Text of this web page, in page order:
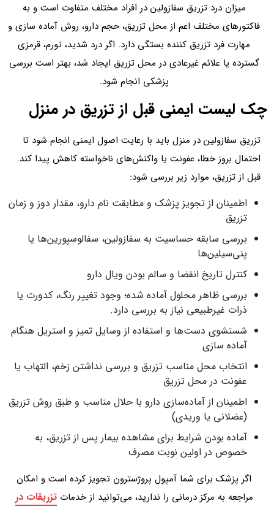
میزان درد تزریق سفازولین در افراد مختلف متفاوت است و به
فاکتورهای مختلف اعم از محل تزریق، حجم دارو، روش آماده‌ سازی و
مهارت فرد تزریق‌ کننده بستگی دارد. اگر درد شدید، تورم، قرمزی
گسترده یا علائم غیرعادی در محل تزریق ایجاد شد، بهتر است بررسی
پزشکی انجام شود.
چک‌ لیست ایمنی قبل از تزریق در منزل
تزریق سفازولین در منزل باید با رعایت اصول ایمنی انجام شود تا
احتمال بروز خطا، عفونت یا واکنش‌های ناخواسته کاهش پیدا کند.
قبل از تزریق، موارد زیر بررسی شود:
اطمینان از تجویز پزشک و مطابقت نام دارو، مقدار دوز و زمان
تزریق
بررسی سابقه حساسیت به سفازولین، سفالوسپورین‌ها یا
پنی‌سیلین‌ها
کنترل تاریخ انقضا و سالم بودن ویال دارو
بررسی ظاهر محلول آماده‌ شده؛ وجود تغییر رنگ، کدورت یا
ذرات غیرطبیعی نیاز به بررسی دارد.
شستشوی دست‌ها و استفاده از وسایل تمیز و استریل هنگام
آماده‌ سازی
انتخاب محل مناسب تزریق و بررسی نداشتن زخم، التهاب یا
عفونت در محل تزریق
اطمینان از آماده‌سازی دارو با حلال مناسب و طبق روش تزریق
(عضلانی یا وریدی)
آماده بودن شرایط برای مشاهده بیمار پس از تزریق، به‌
خصوص در اولین نوبت مصرف
اگر پزشک برای شما آمپول پروژسترون تجویز کرده است و امکان
مراجعه به مرکز درمانی را ندارید، می‌توانید از خدماتتزریقات در